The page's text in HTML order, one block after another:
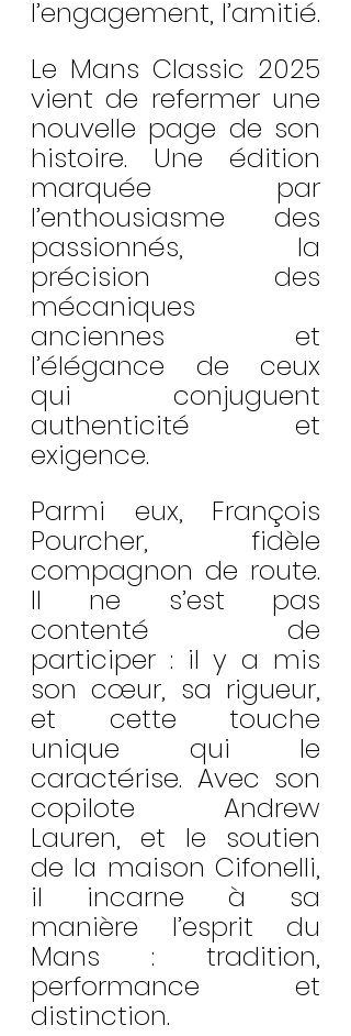
l’engagement, l’amitié.
Le Mans Classic 2025
vient de refermer une
nouvelle page de son
histoire. Une édition
marquée par
l’enthousiasme des
passionnés, la
précision des
mécaniques
anciennes et
l’élégance de ceux
qui conjuguent
authenticité et
exigence.
Parmi eux, François
Pourcher, fidèle
compagnon de route.
Il ne s’est pas
contenté de
participer : il y a mis
son cœur, sa rigueur,
et cette touche
unique qui le
caractérise. Avec son
copilote Andrew
Lauren, et le soutien
de la maison Cifonelli,
il incarne à sa
manière l’esprit du
Mans : tradition,
performance et
distinction.